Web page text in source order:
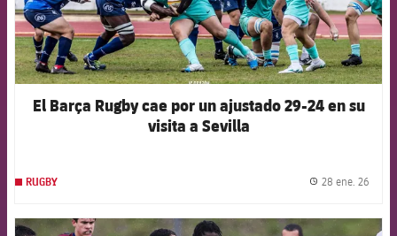
El Barça Rugby cae por un ajustado 29-24 en su
visita a Sevilla
RUGBY 28 ene. 26
FCB Barcelona badge